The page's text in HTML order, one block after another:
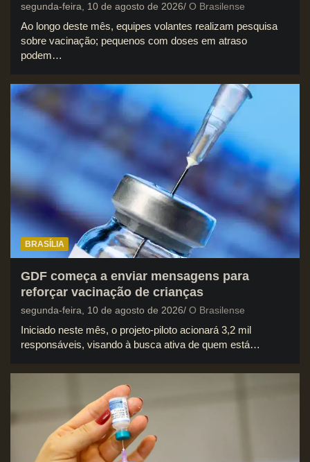
segunda-feira, 10 de agosto de 2026 O Brasilense
Ao longo deste mês, equipes volantes realizam pesquisa
sobre vacinação; pequenos com doses em atraso
podem…
BRASÍLIA
GDF começa a enviar mensagens para
reforçar vacinação de crianças
segunda-feira, 10 de agosto de 2026 O Brasilense
Iniciado neste mês, o projeto-piloto acionará 3,2 mil
responsáveis, visando à busca ativa de quem está…